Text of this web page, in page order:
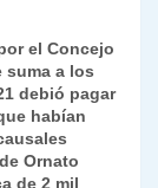
el Concejo
suma a los
debió pagar
habían
Ornato
de 2 mil